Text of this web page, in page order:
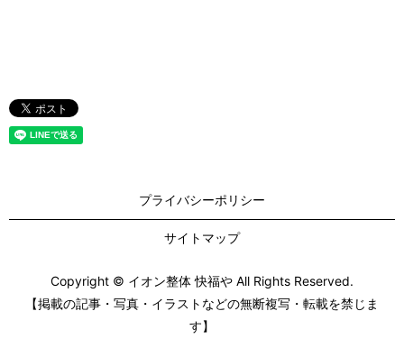
プライバシーポリシー
サイトマップ
Copyright © イオン整体 快福や All Rights Reserved.
【掲載の記事・写真・イラストなどの無断複写・転載を禁じま
す】